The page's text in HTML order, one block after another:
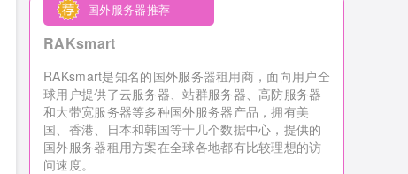
国外服务器推荐
RAKsmart
RAKsmart是知名的国外服务器租用商，面向用户全
球用户提供了云服务器、站群服务器、高防服务器
和大带宽服务器等多种国外服务器产品，拥有美
国、香港、日本和韩国等十几个数据中心，提供的
国外服务器租用方案在全球各地都有比较理想的访
问速度。